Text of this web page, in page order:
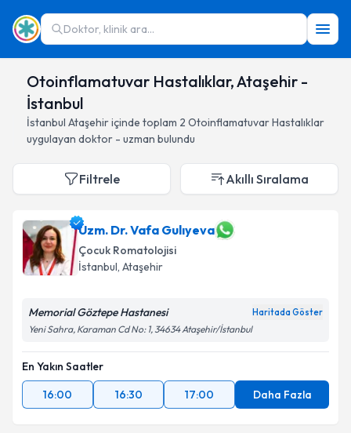
Doktor, klinik ara...
Otoinflamatuvar Hastalıklar, Ataşehir -
İstanbul
İstanbul Ataşehiriçinde toplam 2 Otoinflamatuvar Hastalıklar
uygulayan doktor - uzman bulundu
Filtrele Akıllı Sıralama
Uzm. Dr. Vafa Gulıyeva
Çocuk Romatolojisi
İstanbul, Ataşehir
Memorial Göztepe Hastanesi Haritada Göster
Yeni Sahra, Karaman Cd No: 1, 34634 Ataşehir/İstanbul
En Yakın Saatler
16:00
16:30 17:00 Daha Fazla